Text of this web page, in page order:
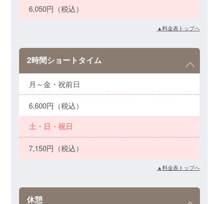
6,050円（税込）
▲料金表トップへ
2時間ショートタイム
月～金・祝前日
6,600円（税込）
土・日・祝日
7,150円（税込）
▲料金表トップへ
休憩